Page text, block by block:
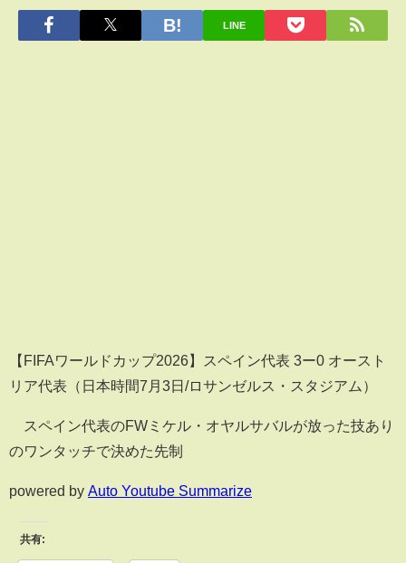
LINE
【FIFAワールドカップ2026】スペイン代表 3ー0 オースト
リア代表（日本時間7月3日/ロサンゼルス・スタジアム）
スペイン代表のFWミケル・オヤルサバルが放った技あり
のワンタッチで決めた先制
powered by Auto Youtube Summarize
共有: